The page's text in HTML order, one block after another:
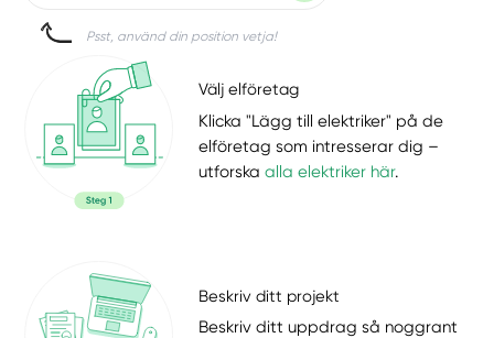
Psst, använd din position vetja!
Välj elföretag
Klicka "Lägg till elektriker" på de
elföretag som intresserar dig –
utforskaalla elektriker här.
Beskriv ditt projekt
Beskriv ditt uppdrag så noggrant